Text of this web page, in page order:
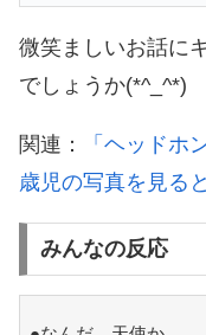
微笑ましいお話に
でしょうか(*^_^*)
関連：
「ヘッドホ
歳児の写真を見る
みんなの反応